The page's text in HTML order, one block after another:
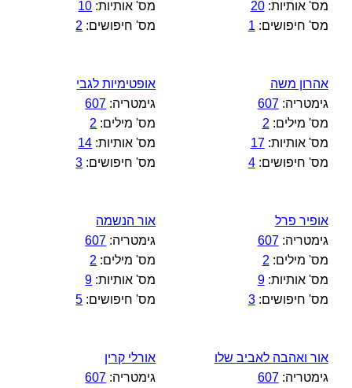
מס' אותיות:20
מס' חיפושים: 1
מס' אותיות: 10
מס' חיפושים: 2
אהרון משה
גימטריה:607
מס' מילים: 2
מס' אותיות:17
מס' חיפושים:4
אופטימיות לגבי
גימטריה: 607
מס' מילים: 2
מס' אותיות: 14
מס' חיפושים: 3
אופיר פרל
גימטריה:607
מס' מילים: 2
מס' אותיות:9
מס' חיפושים:3
אור הנשמה
גימטריה: 607
מס' מילים: 2
מס' אותיות: 9
מס' חיפושים: 5
אור ואהבה לאביב שלו
גימטריה:607
אורלי קרין
גימטריה: 607